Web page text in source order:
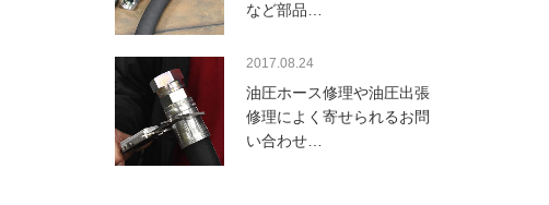
など部品…
2017.08.24
油圧ホース修理や油圧出張
修理によく寄せられるお問
い合わせ…